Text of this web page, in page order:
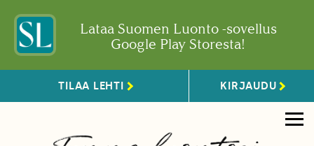
Lataa Suomen Luonto -sovellus
Google Play Storesta!
TILAA LEHTI KIRJAUDU